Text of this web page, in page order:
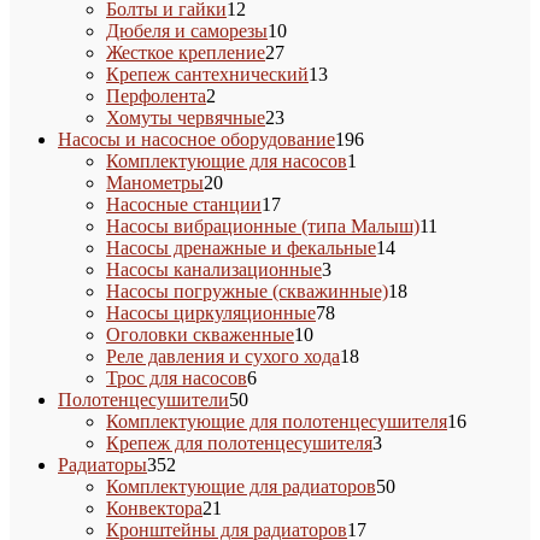
товаров
Болты и гайки12
товаров
Дюбеля и саморезы1010
Жесткое крепление2727
товаров
Крепеж сантехнический1313
Перфолента2
товара
Хомуты червячные2323
товара
Насосы и насосное оборудование196196
Комплектующие для насосов1
Манометры2020
товаров
Насосные станции1717
товаров
Насосы вибрационные (типа Малыш)11
Насосы дренажные и фекальные1414
Насосы канализационные33
товара
Насосы погружные (скважинные)1818
Насосы циркуляционные7878
Оголовки скваженные1010
товаров
Реле давления и сухого хода1818
Трос для насосов66
Полотенцесушители5050
товаров
Комплектующие для полотенцесушителя1616
Крепеж для полотенцесушителя33
Радиаторы352
товара
Комплектующие для радиаторов5050
Конвектора21
товар
Кронштейны для радиаторов1717